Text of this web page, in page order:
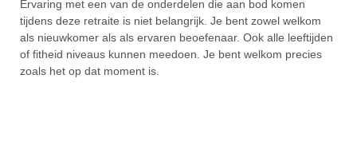
Ervaring met een van de onderdelen die aan bod komen
tijdens deze retraite is niet belangrijk. Je bent zowel welkom
als nieuwkomer als als ervaren beoefenaar. Ook alle leeftijden
of fitheid niveaus kunnen meedoen. Je bent welkom precies
zoals het op dat moment is.